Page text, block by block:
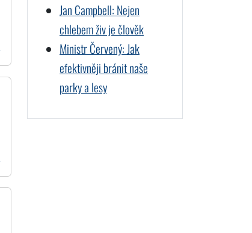
Jan Campbell: Nejen
chlebem živ je člověk
Ministr Červený: Jak
efektivněji bránit naše
parky a lesy